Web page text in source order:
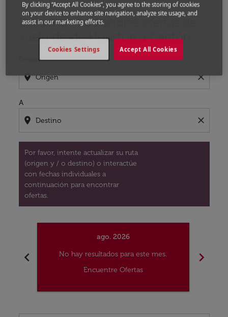
Encuentre las mejores ofertas de
vuelo desde Houston a Cantón
Desde
location_on close
A
location_on close
Por favor, intente actualizar su ruta
(origen y / o destino) o interactúe
con fechas individuales a
continuación para encontrar
ofertas.
Por favor, intente actualizar su ruta (origen y / o
chevron_left
ago. 2026
No hay resultados para este mes.
Encuentre Ofertas
chevron_right
By clicking “Accept All Cookies”, you agree to the storing of cookies
on your device to enhance site navigation, analyze site usage, and
assist in our marketing efforts.
Accept All Cookies
Cookies Settings